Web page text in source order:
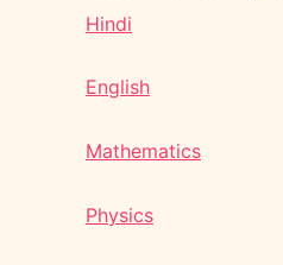
Hindi
English
Mathematics
Physics